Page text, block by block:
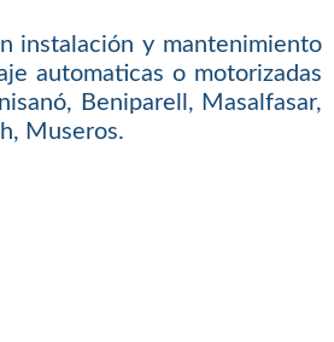
instalación y mantenimiento
automaticas o motorizadas
Beniparell, Masalfasar,
Museros.